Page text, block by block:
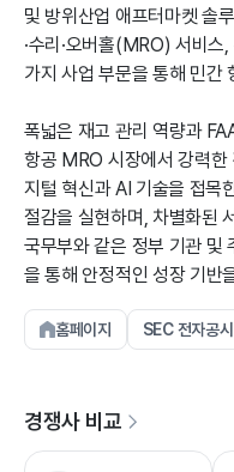
및 방위산업 애프터마켓 솔
·수리·오버홀(MRO) 서비스
가지 사업 부문을 통해 민간
폭넓은 재고 관리 역량과
항공 MRO 시장에서 강력한
지털 혁신과 AI 기술을 접목
절감을 실현하며, 차별화된
국무부와 같은 정부 기관 및
을 통해 안정적인 성장 기반
홈페이지 SEC 전자공시
경쟁사 비교